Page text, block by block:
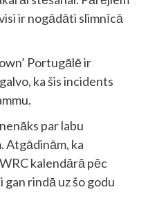
ir nogādāti slimnīcā
Portugālē ir
ka šis incidents
par labu
Atgādinām, ka
kalendārā pēc
rindā uz šo godu